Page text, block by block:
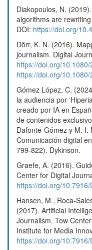
Diakopoulos, N.
algorithms are
DOI: https://doi.org/
Dörr, K. N. (2016).
journalism. Digital
https://doi.org/
https://doi.org/
Gómez López, C.
la audiencia por
creado por IA en
de contenidos
Dafonte-Gómez y M.
Comunicación digital
799-822). Dykinson.
Graefe, A. (2016).
Center for Digital
https://doi.org/10.7916/
Hansen, M., Roca-
(2017). Artificial
Journalism. Tow
Institute for Media
https://doi.org/10.7916/